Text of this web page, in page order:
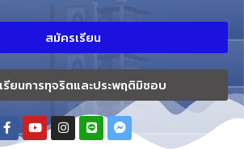
สมัครเรียน
รียนการทุจริตและประพฤติมิชอบ